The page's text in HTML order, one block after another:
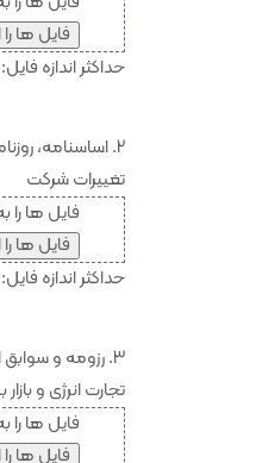
فایل ها
حداکثر اندازه فایل: 64 MB.
2. اساسنامه،
تغییرات شرکت
فایل ها را
فایل ها
حداکثر اندازه فایل: 64 MB.
3. رزومه و
تجارت انرژی و بازار
فایل ها را
فایل ها